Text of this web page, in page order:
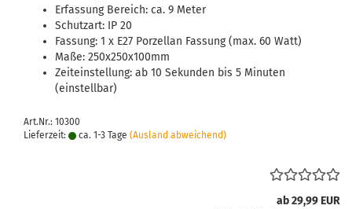
Erfassung Bereich: ca. 9 Meter
Schutzart: IP 20
Fassung: 1 x E27 Porzellan Fassung (max. 60 Watt)
Maße: 250x250x100mm
Zeiteinstellung: ab 10 Sekunden bis 5 Minuten
(einstellbar)
Art.Nr.: 10300
Lieferzeit:
ca. 1-3 Tage (Ausland abweichend)
ab 29,99 EUR